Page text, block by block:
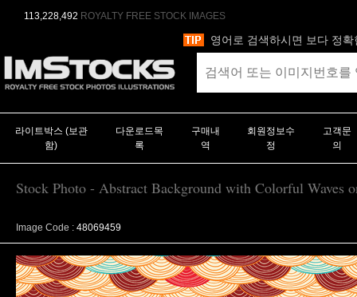
영어로 검색하시면 보다 정
113,228,492 ROYALTY FREE STOCK IMAGES
라이트박스 (보관
함)
다운로드목
록
구매내
역
회원정보수
정
고객문
의
Stock Photo - Abstract Background with Colorful Waves
Image Code : 48069459